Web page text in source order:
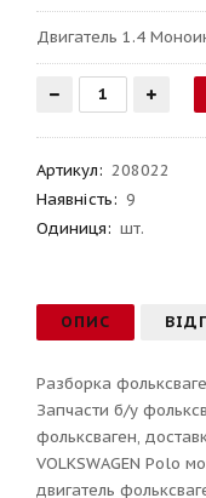
Двигатель 1.4
Артикул: 208022
Наявність: 9
Одиниця: шт.
ОПИС
Разборка
Запчасти б/у
фольксваген,
VOLKSWAGEN Polo
двигатель